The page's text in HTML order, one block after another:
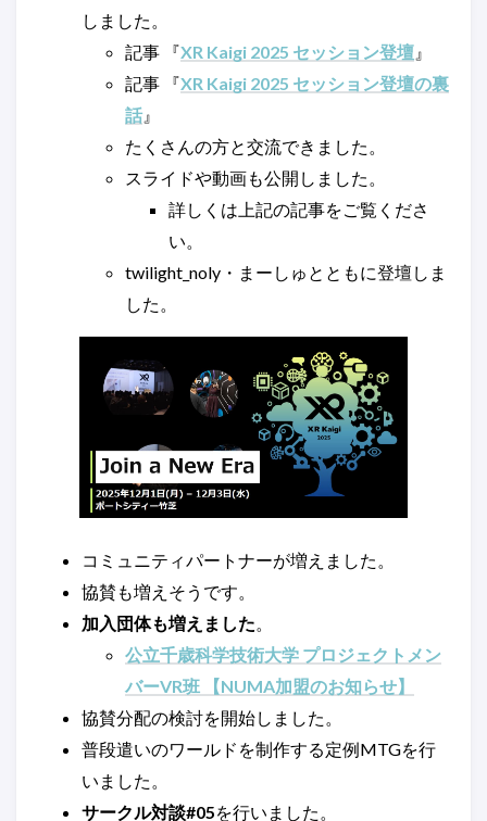
しました。
記事 『XR Kaigi 2025 セッション登壇 』
記事 『XR Kaigi 2025 セッション登壇の裏
話 』
たくさんの方と交流できました。
スライドや動画も公開しました。
詳しくは上記の記事をご覧くださ
い。
twilight_noly・まーしゅとともに登壇しま
した。
コミュニティパートナーが増えました。
協賛も増えそうです。
加入団体も増えました。
公立千歳科学技術大学 プロジェクトメン
バーVR班 【NUMA加盟のお知らせ】
協賛分配の検討を開始しました。
普段遣いのワールドを制作する定例MTGを行
いました。
サークル対談#05を行いました。